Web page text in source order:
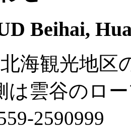
Beihai,
海観光地区
は雲谷のロ
2590999